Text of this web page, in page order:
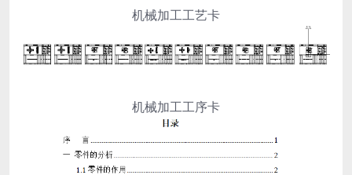
机械加工工艺卡
机械加工工序卡